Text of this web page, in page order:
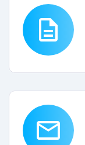
description
email